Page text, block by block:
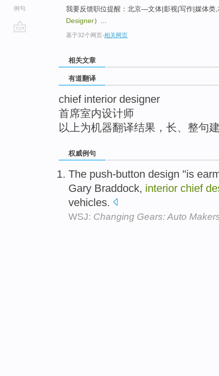
例句
我要反馈职位提醒：北京—文体|影视|写作|媒体类
Designer）...
基于32个网页-相关网页
相关文章
有道翻译
chief interior designer
首席室内设计师
以上为机器翻译结果，长、整句
权威例句
The push-button design "is
Gary Braddock, interior chief
vehicles.
WSJ: Changing Gears: Auto